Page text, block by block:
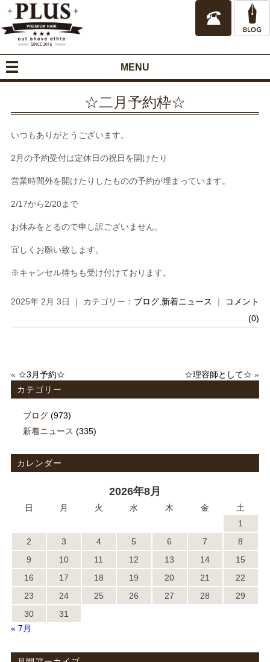
MENU
☆二月予約枠☆
いつもありがとうございます。
2月の予約受付は定休日の祝日を開けたり
営業時間外を開けたりしたものの予約が埋まっています。
2/17から2/20まで
お休みをとるので申し訳ございません。
宜しくお願い致します。
※キャンセル待ちも受け付けております。
2025年 2月 3日 ｜ カテゴリー： ブログ 新着ニュース ｜ コメント
(0)
« ☆3月予約☆ ☆理容師として☆ »
カテゴリー
ブログ(973)
新着ニュース (335)
カレンダー
2026年8月
日 月 火 水 木 金
土
1
2
3 4 5 6 7
8
9
10 11 12 13 14
15
16
17 18 19 20 21
22
23
24 25 26 27 28
29
30
31
« 7月